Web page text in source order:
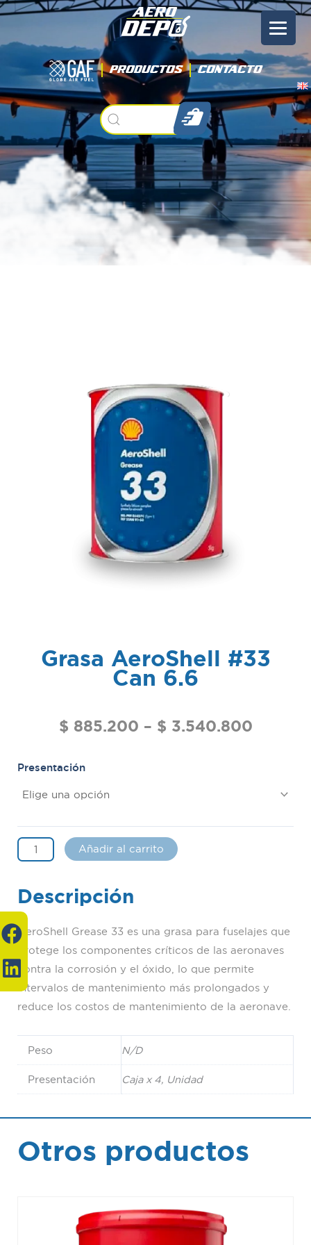
Productos Contacto
Grasa AeroShell #33
Can 6.6
$ 885.200 – $ 3.540.800
Presentación
Añadir al carrito
Descripción
AeroShell Grease 33 es una grasa para fuselajes que
protege los componentes críticos de las aeronaves
contra la corrosión y el óxido, lo que permite
intervalos de mantenimiento más prolongados y
reduce los costos de mantenimiento de la aeronave.
Peso N/D
Presentación Caja x 4, Unidad
Otros productos
F
a
c
e
b
k
L
i
n
k
e
n